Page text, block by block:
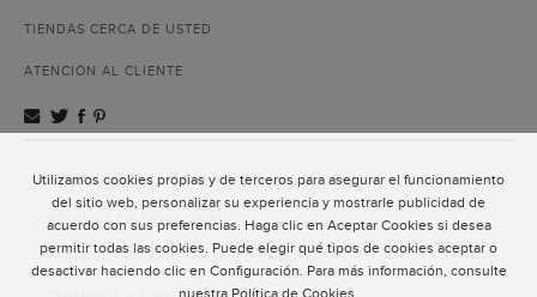
Utilizamos cookies propias y de terceros para asegurar el funcionamiento
del sitio web, personalizar su experiencia y mostrarle publicidad de
acuerdo con sus preferencias. Haga clic en Aceptar Cookies si desea
permitir todas las cookies. Puede elegir qué tipos de cookies aceptar o
desactivar haciendo clic en Configuración. Para más información, consulte
nuestra Política de Cookies
TIENDAS CERCA DE USTED
ATENCIÓN AL CLIENTE
ATENCIÓN AL CLIENTE
POLÍTICA DE PRIVACIDAD
TÉRMINOS Y CONDICIONES DE USO